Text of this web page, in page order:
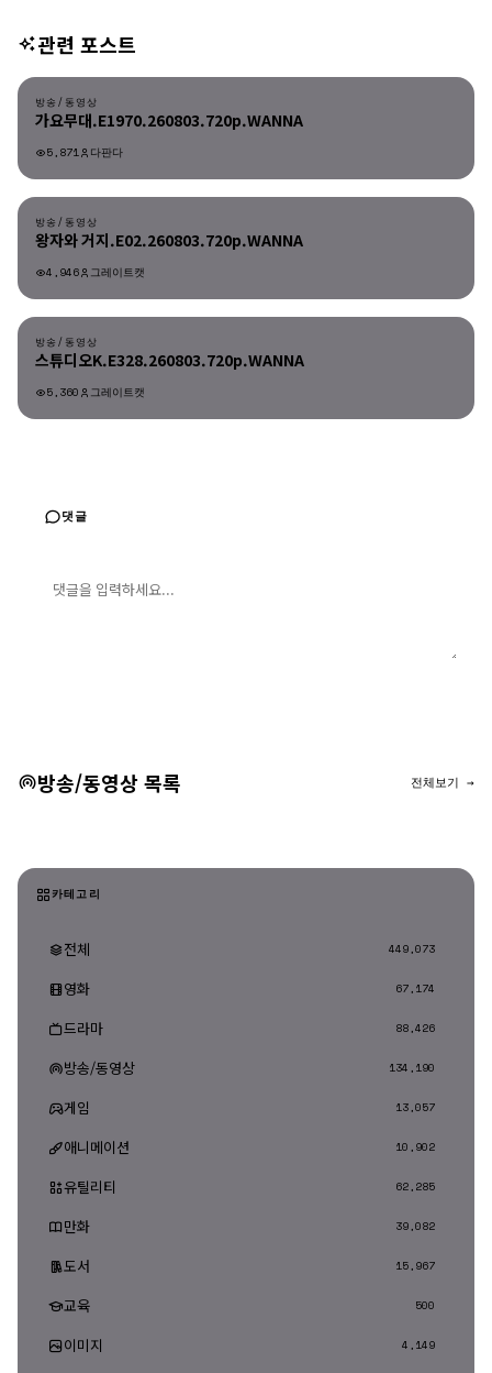
관련 포스트
방송/동영상
방송/동영상
가요무대.E1970.260803.720p.WANNA
5,871 다판다
방송/동영상
방송/동영상
왕자와 거지.E02.260803.720p.WANNA
4,946 그레이트캣
방송/동영상
방송/동영상
스튜디오K.E328.260803.720p.WANNA
5,360 그레이트캣
댓글
방송/동영상 목록 전체보기 →
카테고리
전체 449,073
영화 67,174
드라마 88,426
방송/동영상 134,190
게임 13,057
애니메이션 10,902
유틸리티 62,285
만화 39,082
도서 15,967
교육 500
이미지 4,149